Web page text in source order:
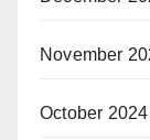
November
October 2024